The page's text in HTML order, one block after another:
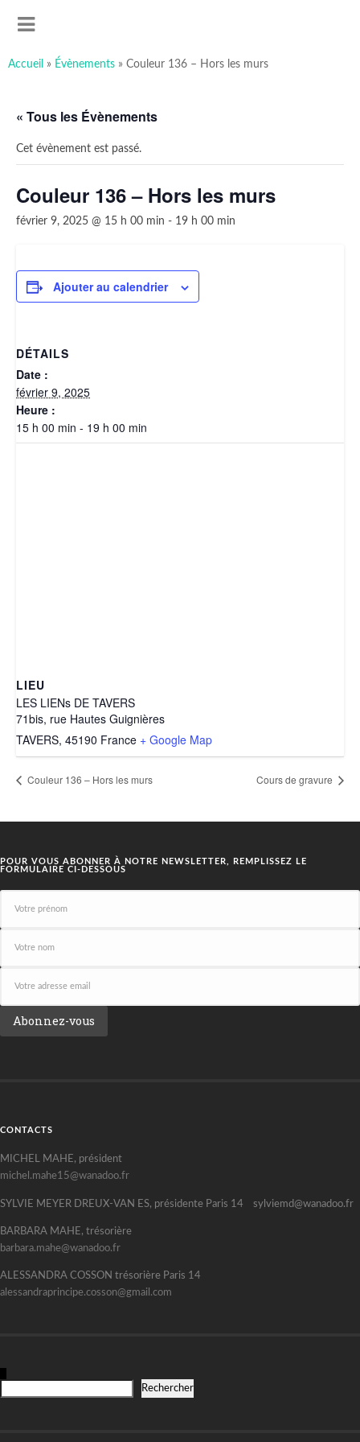
contenuart-sous-x
Association ayant pour but de favoriser et promouvoir la
Accueil » Évènements » Couleur 136 – Hors les murs
« Tous les Évènements
Cet évènement est passé.
Couleur 136 – Hors les murs
février 9, 2025 @ 15 h 00 min - 19 h 00 min
Ajouter au calendrier
DÉTAILS
Date :
février 9, 2025
Heure :
15 h 00 min - 19 h 00 min
LIEU
LES LIENs DE TAVERS
71bis, rue Hautes Guignières
TAVERS, 45190 France + Google Map
Couleur 136 – Hors les murs Cours de gravure
POUR VOUS ABONNER À NOTRE NEWSLETTER, REMPLISSEZ LE
FORMULAIRE CI-DESSOUS
CONTACTS
MICHEL MAHE, président
michel.mahe15@wanadoo.fr
SYLVIE MEYER DREUX-VAN ES, présidente Paris 14 sylviemd@wanadoo.fr
BARBARA MAHE, trésorière
barbara.mahe@wanadoo.fr
ALESSANDRA COSSON trésorière Paris 14
alessandraprincipe.cosson@gmail.com
Rechercher